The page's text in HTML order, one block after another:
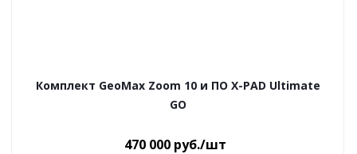
Комплект GeoMax Zoom 10 и ПО X-PAD Ultimate
GO
470 000 руб./шт